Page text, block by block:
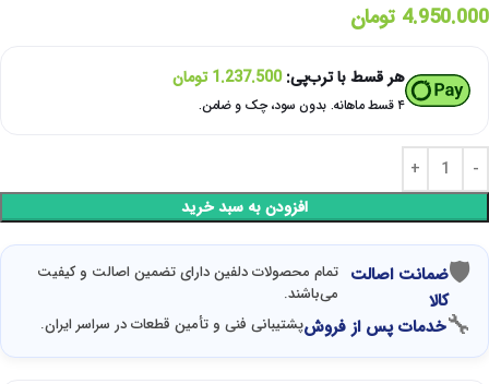
4.950.000 تومان
هر قسط با ترب‌پی:1.237.500 تومان
۴ قسط ماهانه. بدون سود، چک و ضامن.
افزودن به سبد خرید
🛡ضمانت اصالت
کالا
تمام محصولات دلفین دارای تضمین اصالت و کیفیت
می‌باشند.
🔧خدمات پس از فروشپشتیبانی فنی و تأمین قطعات در سراسر ایران.